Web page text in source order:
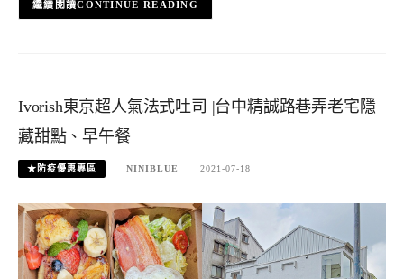
CONTINUE READING
Ivorish東京超人氣法式吐司 |台中精誠路巷弄老宅隱
藏甜點、早午餐
★防疫優惠專區 NINIBLUE 2021-07-18